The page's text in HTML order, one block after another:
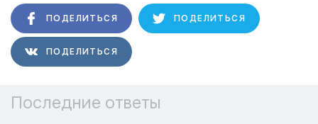
ПОДЕЛИТЬСЯ ПОДЕЛИТЬСЯ
ПОДЕЛИТЬСЯ
Последние ответы